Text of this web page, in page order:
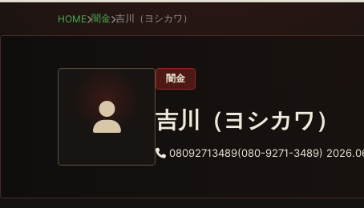
HOME 闇金 吉川（ヨシカワ）
闇金
吉川（ヨシカワ）
08092713489(080-9271-3489)